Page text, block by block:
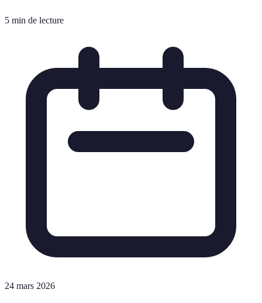
5 min de lecture
24 mars 2026